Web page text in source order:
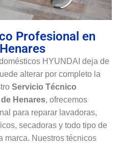
Profesional en
HYUNDAI deja de
alterar por completo la
Servicio Técnico
Henares, ofrecemos
para reparar lavadoras,
secadoras y todo tipo de
marca. Nuestros técnicos